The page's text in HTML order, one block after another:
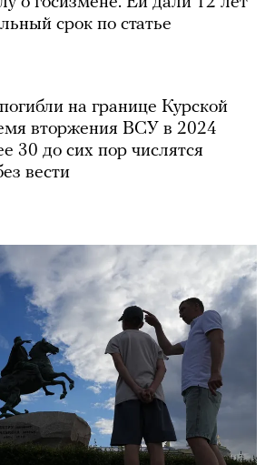
срок по статье
на границе Курской
вторжения ВСУ в 2024
30 до сих пор числятся
вести